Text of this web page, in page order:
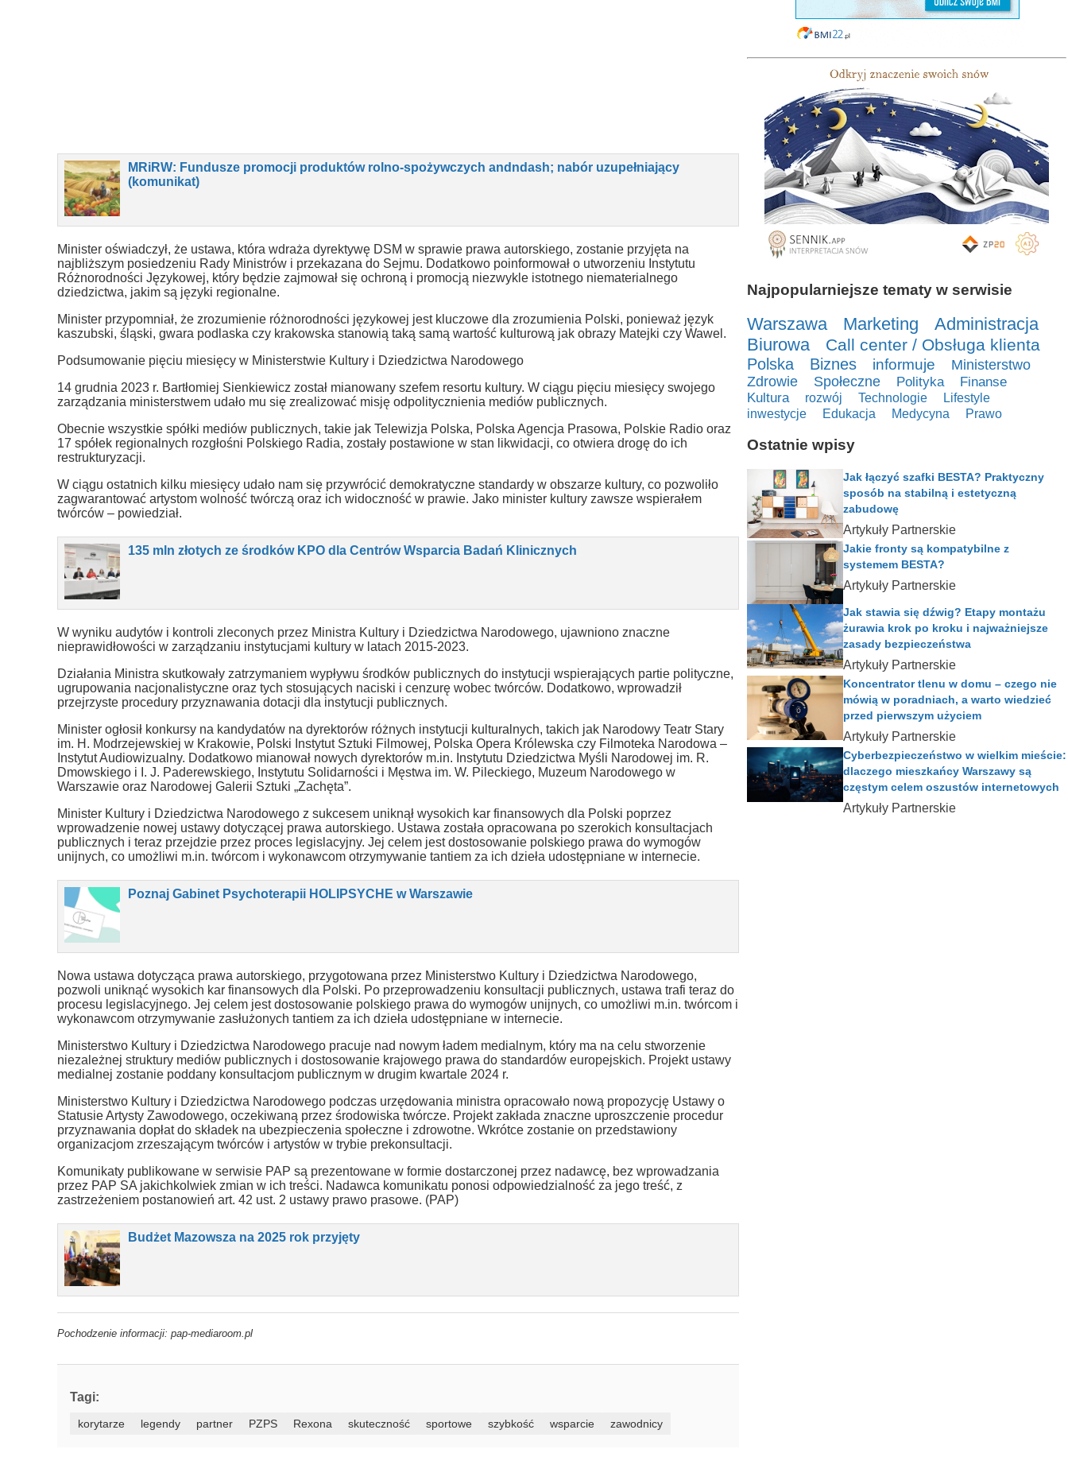
MRiRW: Fundusze promocji produktów rolno-spożywczych andndash; nabór uzupełniający
(komunikat)
Minister oświadczył, że ustawa, która wdraża dyrektywę DSM w sprawie prawa autorskiego, zostanie przyjęta na
najbliższym posiedzeniu Rady Ministrów i przekazana do Sejmu. Dodatkowo poinformował o utworzeniu Instytutu
Różnorodności Językowej, który będzie zajmował się ochroną i promocją niezwykle istotnego niematerialnego
dziedzictwa, jakim są języki regionalne.
Minister przypomniał, że zrozumienie różnorodności językowej jest kluczowe dla zrozumienia Polski, ponieważ język
kaszubski, śląski, gwara podlaska czy krakowska stanowią taką samą wartość kulturową jak obrazy Matejki czy Wawel.
Podsumowanie pięciu miesięcy w Ministerstwie Kultury i Dziedzictwa Narodowego
14 grudnia 2023 r. Bartłomiej Sienkiewicz został mianowany szefem resortu kultury. W ciągu pięciu miesięcy swojego
zarządzania ministerstwem udało mu się zrealizować misję odpolitycznienia mediów publicznych.
Obecnie wszystkie spółki mediów publicznych, takie jak Telewizja Polska, Polska Agencja Prasowa, Polskie Radio oraz
17 spółek regionalnych rozgłośni Polskiego Radia, zostały postawione w stan likwidacji, co otwiera drogę do ich
restrukturyzacji.
W ciągu ostatnich kilku miesięcy udało nam się przywrócić demokratyczne standardy w obszarze kultury, co pozwoliło
zagwarantować artystom wolność twórczą oraz ich widoczność w prawie. Jako minister kultury zawsze wspierałem
twórców – powiedział.
135 mln złotych ze środków KPO dla Centrów Wsparcia Badań Klinicznych
W wyniku audytów i kontroli zleconych przez Ministra Kultury i Dziedzictwa Narodowego, ujawniono znaczne
nieprawidłowości w zarządzaniu instytucjami kultury w latach 2015-2023.
Działania Ministra skutkowały zatrzymaniem wypływu środków publicznych do instytucji wspierających partie polityczne,
ugrupowania nacjonalistyczne oraz tych stosujących naciski i cenzurę wobec twórców. Dodatkowo, wprowadził
przejrzyste procedury przyznawania dotacji dla instytucji publicznych.
Minister ogłosił konkursy na kandydatów na dyrektorów różnych instytucji kulturalnych, takich jak Narodowy Teatr Stary
im. H. Modrzejewskiej w Krakowie, Polski Instytut Sztuki Filmowej, Polska Opera Królewska czy Filmoteka Narodowa –
Instytut Audiowizualny. Dodatkowo mianował nowych dyrektorów m.in. Instytutu Dziedzictwa Myśli Narodowej im. R.
Dmowskiego i I. J. Paderewskiego, Instytutu Solidarności i Męstwa im. W. Pileckiego, Muzeum Narodowego w
Warszawie oraz Narodowej Galerii Sztuki „Zachęta”.
Minister Kultury i Dziedzictwa Narodowego z sukcesem uniknął wysokich kar finansowych dla Polski poprzez
wprowadzenie nowej ustawy dotyczącej prawa autorskiego. Ustawa została opracowana po szerokich konsultacjach
publicznych i teraz przejdzie przez proces legislacyjny. Jej celem jest dostosowanie polskiego prawa do wymogów
unijnych, co umożliwi m.in. twórcom i wykonawcom otrzymywanie tantiem za ich dzieła udostępniane w internecie.
Poznaj Gabinet Psychoterapii HOLIPSYCHE w Warszawie
Nowa ustawa dotycząca prawa autorskiego, przygotowana przez Ministerstwo Kultury i Dziedzictwa Narodowego,
pozwoli uniknąć wysokich kar finansowych dla Polski. Po przeprowadzeniu konsultacji publicznych, ustawa trafi teraz do
procesu legislacyjnego. Jej celem jest dostosowanie polskiego prawa do wymogów unijnych, co umożliwi m.in. twórcom i
wykonawcom otrzymywanie zasłużonych tantiem za ich dzieła udostępniane w internecie.
Ministerstwo Kultury i Dziedzictwa Narodowego pracuje nad nowym ładem medialnym, który ma na celu stworzenie
niezależnej struktury mediów publicznych i dostosowanie krajowego prawa do standardów europejskich. Projekt ustawy
medialnej zostanie poddany konsultacjom publicznym w drugim kwartale 2024 r.
Ministerstwo Kultury i Dziedzictwa Narodowego podczas urzędowania ministra opracowało nową propozycję Ustawy o
Statusie Artysty Zawodowego, oczekiwaną przez środowiska twórcze. Projekt zakłada znaczne uproszczenie procedur
przyznawania dopłat do składek na ubezpieczenia społeczne i zdrowotne. Wkrótce zostanie on przedstawiony
organizacjom zrzeszającym twórców i artystów w trybie prekonsultacji.
Komunikaty publikowane w serwisie PAP są prezentowane w formie dostarczonej przez nadawcę, bez wprowadzania
przez PAP SA jakichkolwiek zmian w ich treści. Nadawca komunikatu ponosi odpowiedzialność za jego treść, z
zastrzeżeniem postanowień art. 42 ust. 2 ustawy prawo prasowe. (PAP)
Budżet Mazowsza na 2025 rok przyjęty
Pochodzenie informacji: pap-mediaroom.pl
Tagi:
korytarze legendy partner PZPS Rexona skuteczność sportowe szybkość wsparcie zawodnicy
Najpopularniejsze tematy w serwisie
Warszawa Marketing
Administracja
Biurowa
Call center / Obsługa klienta
Polska Biznes informuje Ministerstwo
Zdrowie Społeczne Polityka
Finanse
Kultura
rozwój Technologie
Lifestyle
inwestycje
Edukacja Medycyna Prawo
Ostatnie wpisy
Artykuły Partnerskie
Jak łączyć szafki BESTA? Praktyczny
sposób na stabilną i estetyczną
zabudowę
Artykuły Partnerskie
Jakie fronty są kompatybilne z
systemem BESTA?
Artykuły Partnerskie
Jak stawia się dźwig? Etapy montażu
żurawia krok po kroku i najważniejsze
zasady bezpieczeństwa
Artykuły Partnerskie
Koncentrator tlenu w domu – czego nie
mówią w poradniach, a warto wiedzieć
przed pierwszym użyciem
Artykuły Partnerskie
Cyberbezpieczeństwo w wielkim mieście:
dlaczego mieszkańcy Warszawy są
częstym celem oszustów internetowych